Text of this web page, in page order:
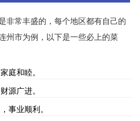
非常丰盛的，每个地区都有自己的
州市为例，以下是一些必上的菜
庭和睦。
源广进。
事业顺利。